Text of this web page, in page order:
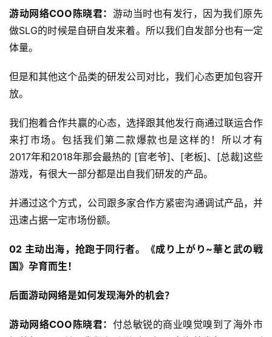
游动网络COO陈晓君： 游动当时也有发行，因为我们原先
做SLG的时候是自研自发来着。所以我们自发部分也有一定
体量。
但是和其他这个品类的研发公司对比，我们心态更加包容开
放。
我们抱着合作共赢的心态，选择跟其他发行商通过联运合作
来打市场。包括我们第二款爆款也是这样的！所以才有
2017年和2018年那会最热的 [官老爷]、[老板]、[总裁]这些
游戏，有很大一部分都是出自我们研发的产品。
并通过这个方式，公司跟多家合作方紧密沟通调试产品，并
迅速占据一定市场份额。
02 主动出海，抢跑于同行者。《成り上がり~華と武の戦
国》孕育而生！
后面游动网络是如何发现海外的机会？
游动网络COO陈晓君： 付总敏锐的商业嗅觉嗅到了海外市